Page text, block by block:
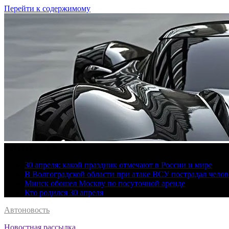
Перейти к содержимому
30 апреля: какой праздник отмечают в России и мире
В Волгоградской области при атаке ВСУ пострадал
Минск обошел Москву по посуточной аренде
Кто родился 30 апреля
Автоновость
Новостная рассылка